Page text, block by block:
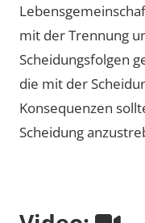
mit der Trennung
Scheidungsfolgen
die mit der
Konsequenzen
Scheidung